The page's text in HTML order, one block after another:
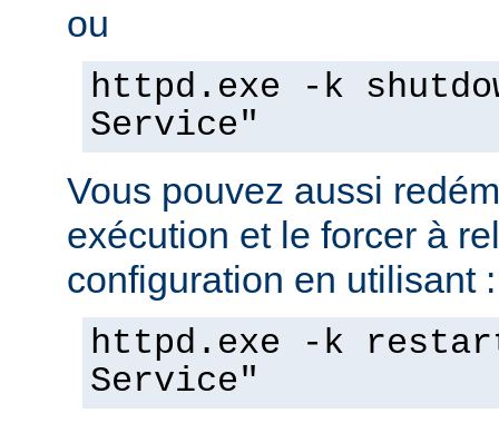
ou
httpd.exe -k
Service"
Vous pouvez aussi
exécution et le forcer à
configuration en utilisant :
httpd.exe -k
Service"